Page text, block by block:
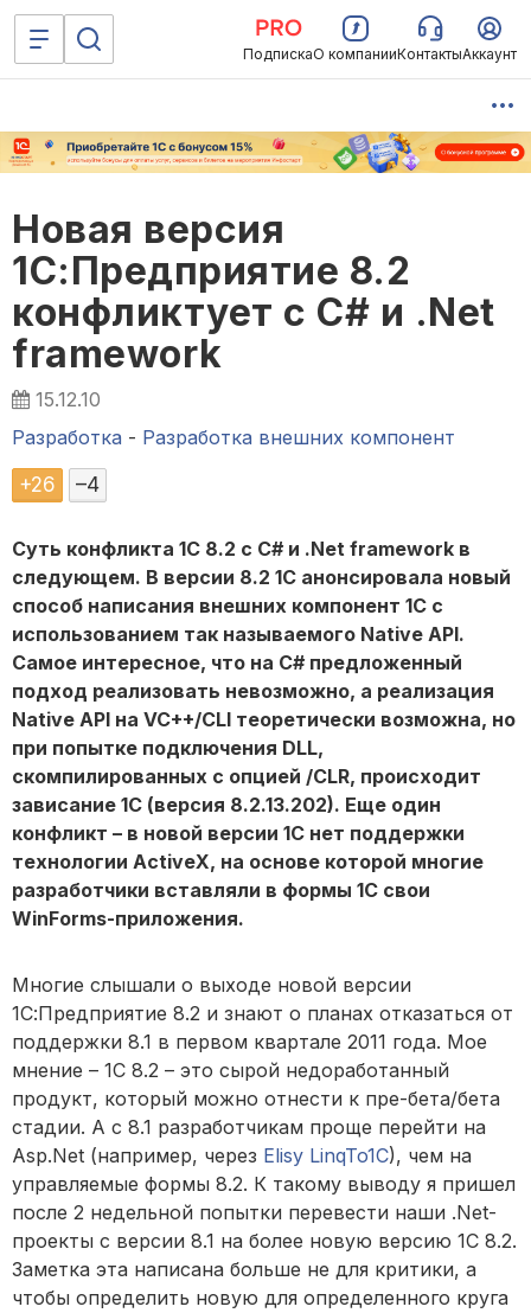
ПодпискаО компанииКонтактыАккаунт
Новая версия
1С:Предприятие 8.2
конфликтует с C# и .Net
framework
15.12.10
Разработка - Разработка внешних компонент
+26 –4
Суть конфликта 1С 8.2 с C# и .Net framework в
следующем. В версии 8.2 1С анонсировала новый
способ написания внешних компонент 1С с
использованием так называемого Native API.
Самое интересное, что на C# предложенный
подход реализовать невозможно, а реализация
Native API на VC++/CLI теоретически возможна, но
при попытке подключения DLL,
скомпилированных с опцией /CLR, происходит
зависание 1С (версия 8.2.13.202). Еще один
конфликт – в новой версии 1С нет поддержки
технологии ActiveX, на основе которой многие
разработчики вставляли в формы 1С свои
WinForms-приложения.
Многие слышали о выходе новой версии
1С:Предприятие 8.2 и знают о планах отказаться от
поддержки 8.1 в первом квартале 2011 года. Мое
мнение – 1С 8.2 – это сырой недоработанный
продукт, который можно отнести к пре-бета/бета
стадии. А с 8.1 разработчикам проще перейти на
Asp.Net (например, через Elisy LinqTo1C), чем на
управляемые формы 8.2. К такому выводу я пришел
после 2 недельной попытки перевести наши .Net-
проекты с версии 8.1 на более новую версию 1С 8.2.
Заметка эта написана больше не для критики, а
чтобы определить новую для определенного круга